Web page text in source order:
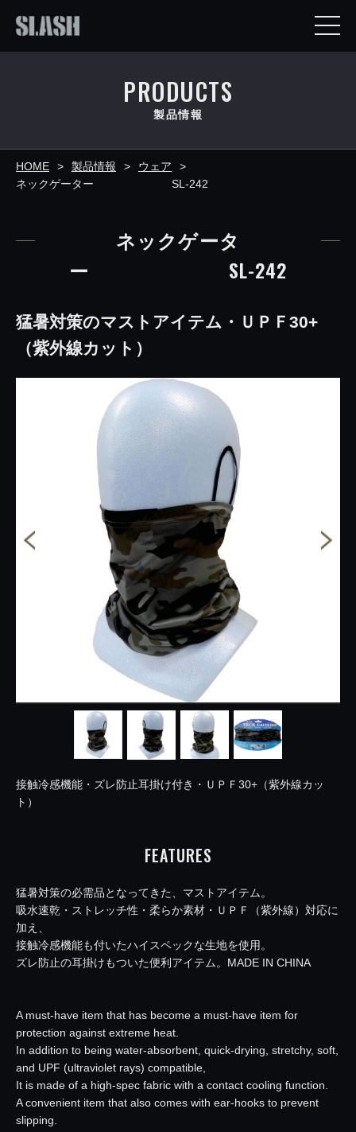
PRODUCTS
製品情報
HOME 製品情報
ウェア
ネックゲーター SL-242
ネックゲータ
ー SL-242
猛暑対策のマストアイテム・ＵＰＦ30+
（紫外線カット）
接触冷感機能・ズレ防止耳掛け付き・ＵＰＦ30+（紫外線カッ
ト）
FEATURES
猛暑対策の必需品となってきた、マストアイテム。
吸水速乾・ストレッチ性・柔らか素材・ＵＰＦ（紫外線）対応に
加え、
接触冷感機能も付いたハイスペックな生地を使用。
ズレ防止の耳掛けもついた便利アイテム。MADE IN CHINA
A must-have item that has become a must-have item for
protection against extreme heat.
In addition to being water-absorbent, quick-drying, stretchy, soft,
and UPF (ultraviolet rays) compatible,
It is made of a high-spec fabric with a contact cooling function.
A convenient item that also comes with ear-hooks to prevent
slipping.